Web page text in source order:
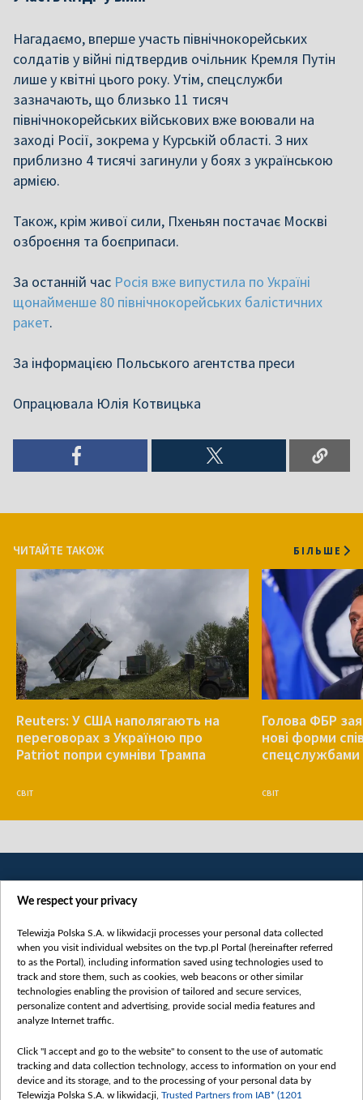
Нагадаємо, вперше участь північнокорейських
солдатів у війні підтвердив очільник Кремля Путін
лише у квітні цього року. Утім, спецслужби
зазначають, що близько 11 тисяч
північнокорейських військових вже воювали на
заході Росії, зокрема у Курській області. З них
приблизно 4 тисячі загинули у боях з українською
армією.
Також, крім живої сили, Пхеньян постачає Москві
озброєння та боєприпаси.
За останній час Росія вже випустила по Україні
щонайменше 80 північнокорейських балістичних
ракет.
За інформацією Польського агентства преси
Опрацювала Юлія Котвицька
ЧИТАЙТЕ ТАКОЖ БІЛЬШЕ
Reuters: У США наполягають на
переговорах з Україною про
Patriot попри сумніви Трампа
СВІТ
Голова ФБР
нові форми
спецслужбами
СВІТ
Категорії
Новини
Докладно
Погляд
Цікаво
We respect your privacy
Telewizja Polska S.A. w likwidacji processes your personal data collected
when you visit individual websites on the tvp.pl Portal (hereinafter referred
to as the Portal), including information saved using technologies used to
track and store them, such as cookies, web beacons or other similar
technologies enabling the provision of tailored and secure services,
personalize content and advertising, provide social media features and
analyze Internet traffic.
Click "I accept and go to the website" to consent to the use of automatic
tracking and data collection technology, access to information on your end
device and its storage, and to the processing of your personal data by
Telewizja Polska S.A. w likwidacji, Trusted Partners from IAB* (1201